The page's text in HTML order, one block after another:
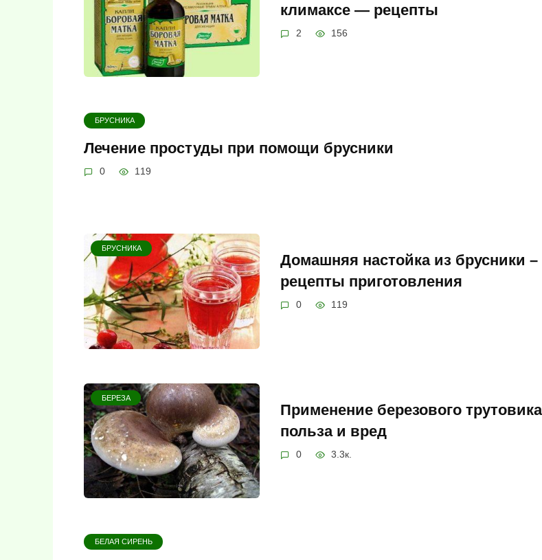
климаксе — рецепты
2 156
БРУСНИКА
Лечение простуды при помощи брусники
0 119
БРУСНИКА
Домашняя настойка из брусники –
рецепты приготовления
0 119
БЕРЕЗА
Применение березового
польза и вред
0 3.3к.
БЕЛАЯ СИРЕНЬ